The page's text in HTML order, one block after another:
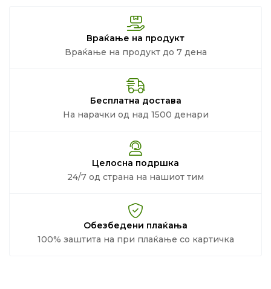
Враќање на продукт
Враќање на продукт до 7 дена
Бесплатна достава
На нарачки од над 1500 денари
Целосна подршка
24/7 од страна на нашиот тим
Обезбедени плаќања
100% заштита на при плаќање со картичка